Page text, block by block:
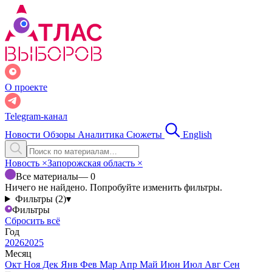
О проекте
Telegram-канал
Новости Обзоры Аналитика Сюжеты English
Новость ×Запорожская область ×
Все материалы— 0
Ничего не найдено. Попробуйте изменить фильтры.
Фильтры (2)▾
Фильтры
Сбросить всё
Год
20262025
Месяц
Окт Ноя Дек Янв Фев Мар Апр Май Июн Июл Авг Сен